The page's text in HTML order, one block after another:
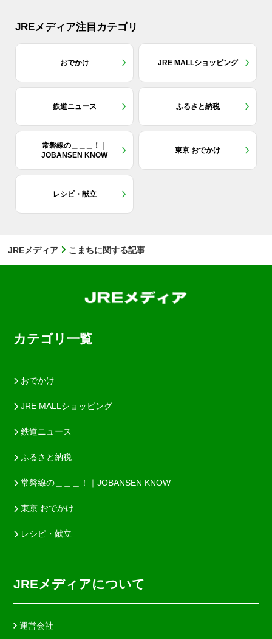
JREメディア注目カテゴリ
おでかけ JRE MALLショッピング
鉄道ニュース ふるさと納税
常磐線の＿＿＿！｜
JOBANSEN KNOW
東京 おでかけ
レシピ・献立
JREメディア こまちに関する記事
カテゴリ一覧
おでかけ
JRE MALLショッピング
鉄道ニュース
ふるさと納税
常磐線の＿＿＿！｜JOBANSEN KNOW
東京 おでかけ
レシピ・献立
JREメディアについて
運営会社